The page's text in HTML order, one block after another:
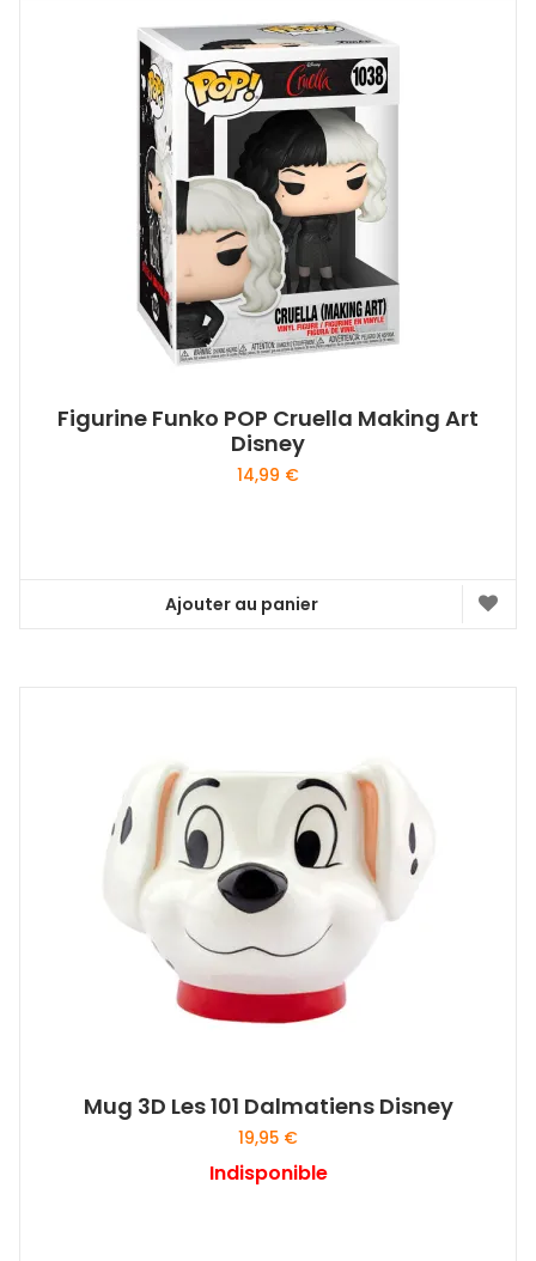
plusieurs
variations.
Les
options
peuvent
être
choisies
sur
la
page
du
produit
Figurine Funko POP Cruella Making Art
Disney
14,99 €
Ajouter au panier
Mug 3D Les 101 Dalmatiens Disney
19,95 €
Indisponible